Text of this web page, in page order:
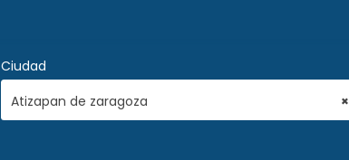
Ciudad
×
Atizapan de zaragoza